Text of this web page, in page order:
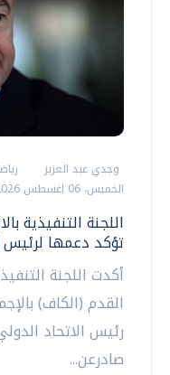
وجدي عبد العزيز
الخميس، 06 اغسطس 2026 11:29 م
اللجنة التنفيذية
تؤكد دعمها لرئيس
أكدت اللجنة
القدم (الكاف)
رئيس ‌الاتحاد
صادرعن...